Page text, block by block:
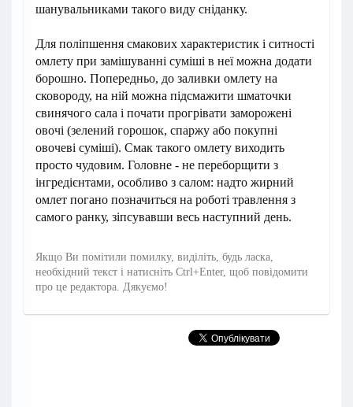
шанувальниками такого виду сніданку.
Для поліпшення смакових характеристик і ситності
омлету при замішуванні суміші в неї можна додати
борошно. Попередньо, до заливки омлету на
сковороду, на ній можна підсмажити шматочки
свинячого сала і почати прогрівати заморожені
овочі (зелений горошок, спаржу або покупні
овочеві суміші). Смак такого омлету виходить
просто чудовим. Головне - не переборщити з
інгредієнтами, особливо з салом: надто жирний
омлет погано позначиться на роботі травлення з
самого ранку, зіпсувавши весь наступний день.
Якщо Ви помітили помилку, виділіть, будь ласка,
необхідний текст і натисніть Ctrl+Enter, щоб повідомити
про це редактора. Дякуємо!